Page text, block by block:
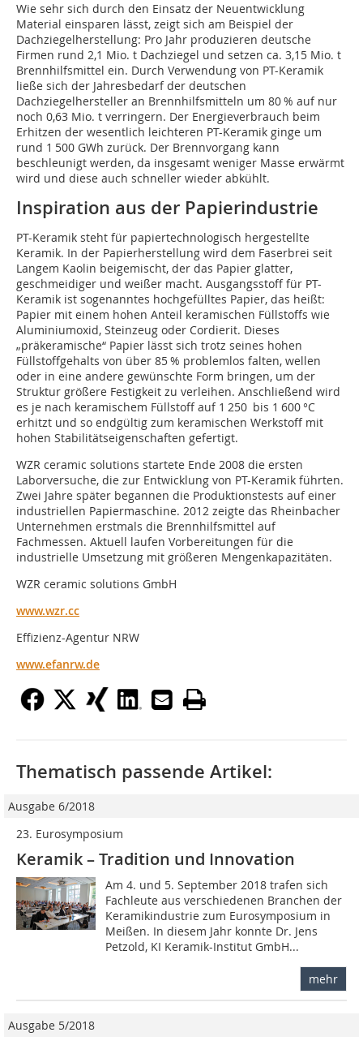
Wie sehr sich durch den Einsatz der Neuentwicklung
Material einsparen lässt, zeigt sich am Beispiel der
Dachziegelherstellung: Pro Jahr produzieren deutsche
Firmen rund 2,1 Mio. t Dachziegel und setzen ca. 3,15 Mio. t
Brennhilfsmittel ein. Durch Verwendung von PT-Keramik
ließe sich der Jahresbedarf der deutschen
Dachziegelhersteller an Brennhilfsmitteln um 80 % auf nur
noch 0,63 Mio. t verringern. Der Energieverbrauch beim
Erhitzen der wesentlich leichteren PT-Keramik ginge um
rund 1 500 GWh zurück. Der Brennvorgang kann
beschleunigt werden, da insgesamt weniger Masse erwärmt
wird und diese auch schneller wieder abkühlt.
Inspiration aus der Papierindustrie
PT-Keramik steht für papiertechnologisch hergestellte
Keramik. In der Papierherstellung wird dem Faserbrei seit
Langem Kaolin beigemischt, der das Papier glatter,
geschmeidiger und weißer macht. Ausgangsstoff für PT-
Keramik ist sogenanntes hochgefülltes Papier, das heißt:
Papier mit einem hohen Anteil keramischen Füllstoffs wie
Aluminiumoxid, Steinzeug oder Cordierit. Dieses
„präkeramische“ Papier lässt sich trotz seines hohen
Füllstoffgehalts von über 85 % problemlos falten, wellen
oder in eine andere gewünschte Form bringen, um der
Struktur größere Festigkeit zu verleihen. Anschließend wird
es je nach keramischem Füllstoff auf 1 250 bis 1 600 °C
erhitzt und so endgültig zum keramischen Werkstoff mit
hohen Stabilitätseigenschaften gefertigt.
WZR ceramic solutions startete Ende 2008 die ersten
Laborversuche, die zur Entwicklung von PT-Keramik führten.
Zwei Jahre später begannen die Produktionstests auf einer
industriellen Papiermaschine. 2012 zeigte das Rheinbacher
Unternehmen erstmals die Brennhilfsmittel auf
Fachmessen. Aktuell laufen Vorbereitungen für die
industrielle Umsetzung mit größeren Mengenkapazitäten.
WZR ceramic solutions GmbH
www.wzr.cc
Effizienz-Agentur NRW
www.efanrw.de
Thematisch passende Artikel:
Ausgabe 6/2018
23. Eurosymposium
Keramik – Tradition und Innovation
Am 4. und 5. September 2018 trafen sich
Fachleute aus verschiedenen Branchen der
Keramikindustrie zum Eurosymposium in
Meißen. In diesem Jahr konnte Dr. Jens
Petzold, KI Keramik-Institut GmbH...
mehr
Ausgabe 5/2018